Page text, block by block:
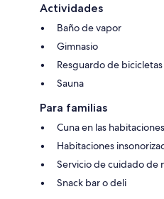
Actividades
Baño de vapor
Gimnasio
Resguardo de bicicletas
Sauna
Para familias
Cuna en las habitaciones
Habitaciones
Servicio de cuidado de
Snack bar o deli